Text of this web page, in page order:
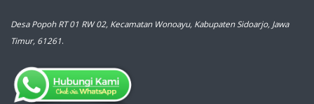
Desa Popoh RT 01 RW 02, Kecamatan Wonoayu, Kabupaten Sidoarjo, Jawa
Timur, 61261.